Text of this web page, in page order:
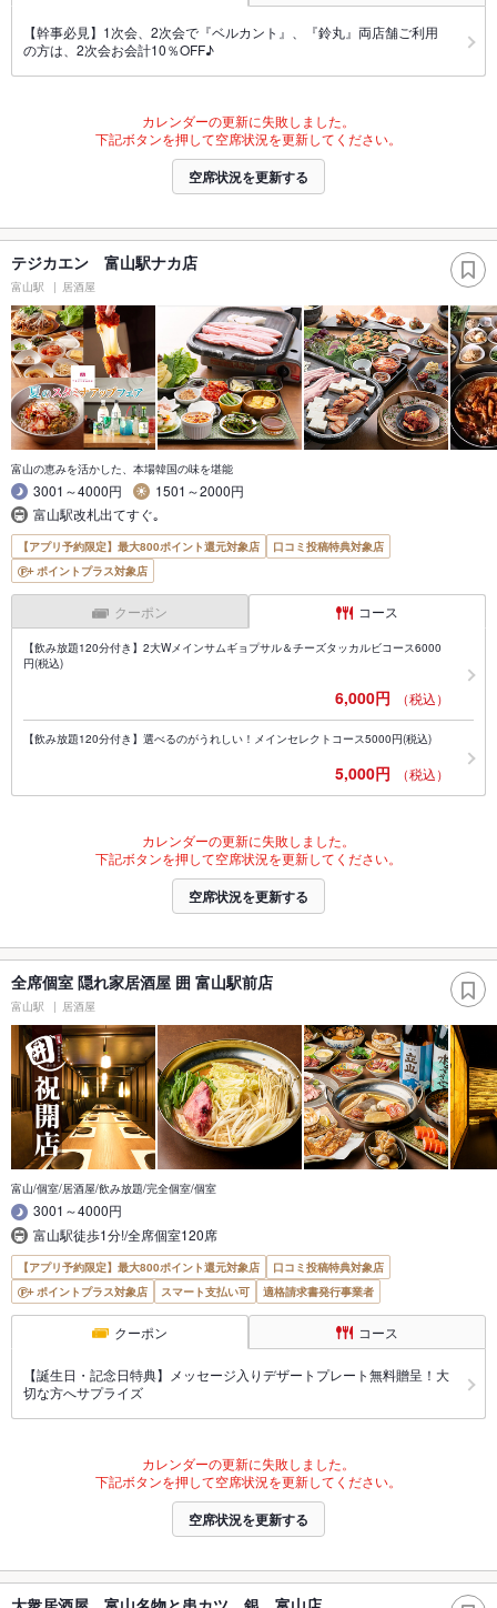
【幹事必見】1次会、2次会で『ベルカント』、『鈴丸』両店舗ご利用
の方は、2次会お会計10％OFF♪
カレンダーの更新に失敗しました。
下記ボタンを押して空席状況を更新してください。
空席状況を更新する
テジカエン 富山駅ナカ店
富山駅 居酒屋
富山の恵みを活かした、本場韓国の味を堪能
3001～4000円
1501～2000円
富山駅改札出てすぐ｡
【アプリ予約限定】最大800ポイント還元対象店
口コミ投稿特典対象店
ポイントプラス対象店
クーポン コース
【飲み放題120分付き】2大Wメインサムギョプサル＆チーズタッカルビコース6000
円(税込)
6,000円 （税込）
【飲み放題120分付き】選べるのがうれしい！メインセレクトコース5000円(税込)
5,000円 （税込）
カレンダーの更新に失敗しました。
下記ボタンを押して空席状況を更新してください。
空席状況を更新する
全席個室 隠れ家居酒屋 囲 富山駅前店
富山駅 居酒屋
富山/個室/居酒屋/飲み放題/完全個室/個室
3001～4000円
富山駅徒歩1分!/全席個室120席
【アプリ予約限定】最大800ポイント還元対象店
口コミ投稿特典対象店
ポイントプラス対象店
スマート支払い可 適格請求書発行事業者
クーポン コース
【誕生日・記念日特典】メッセージ入りデザートプレート無料贈呈！大
切な方へサプライズ
カレンダーの更新に失敗しました。
下記ボタンを押して空席状況を更新してください。
空席状況を更新する